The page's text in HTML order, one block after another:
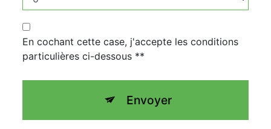
En cochant cette case, j'accepte les conditions
particulières ci-dessous **
Envoyer